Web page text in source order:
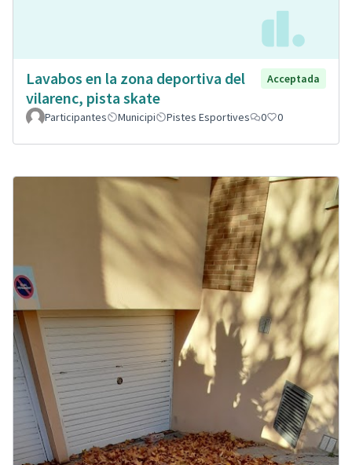
Lavabos en la zona deportiva del
vilarenc, pista skate
Acceptada
Participantes Municipi Pistes Esportives 0 0